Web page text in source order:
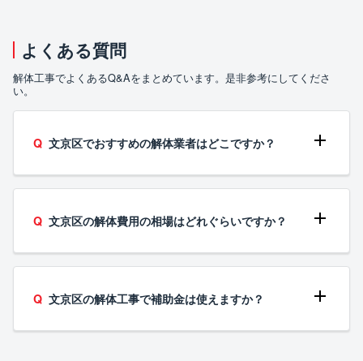
よくある質問
解体工事でよくあるQ&Aをまとめています。是非参考にしてくださ
い。
文京区でおすすめの解体業者はどこですか？
文京区の解体費用の相場はどれぐらいですか？
文京区の解体工事で補助金は使えますか？